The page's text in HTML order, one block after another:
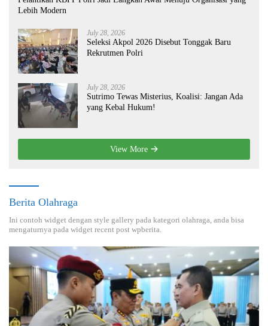
Lebih Modern
July 28, 2026
Seleksi Akpol 2026 Disebut Tonggak Baru
Rekrutmen Polri
July 28, 2026
Sutrimo Tewas Misterius, Koalisi: Jangan Ada
yang Kebal Hukum!
View More
Berita Olahraga
Ini contoh widget dengan style gallery pada kategori olahraga, anda bisa
mengaturnya pada widget recent post wpberita.